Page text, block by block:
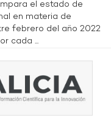
el estado de
en materia de
febrero del año 2022
cada ...